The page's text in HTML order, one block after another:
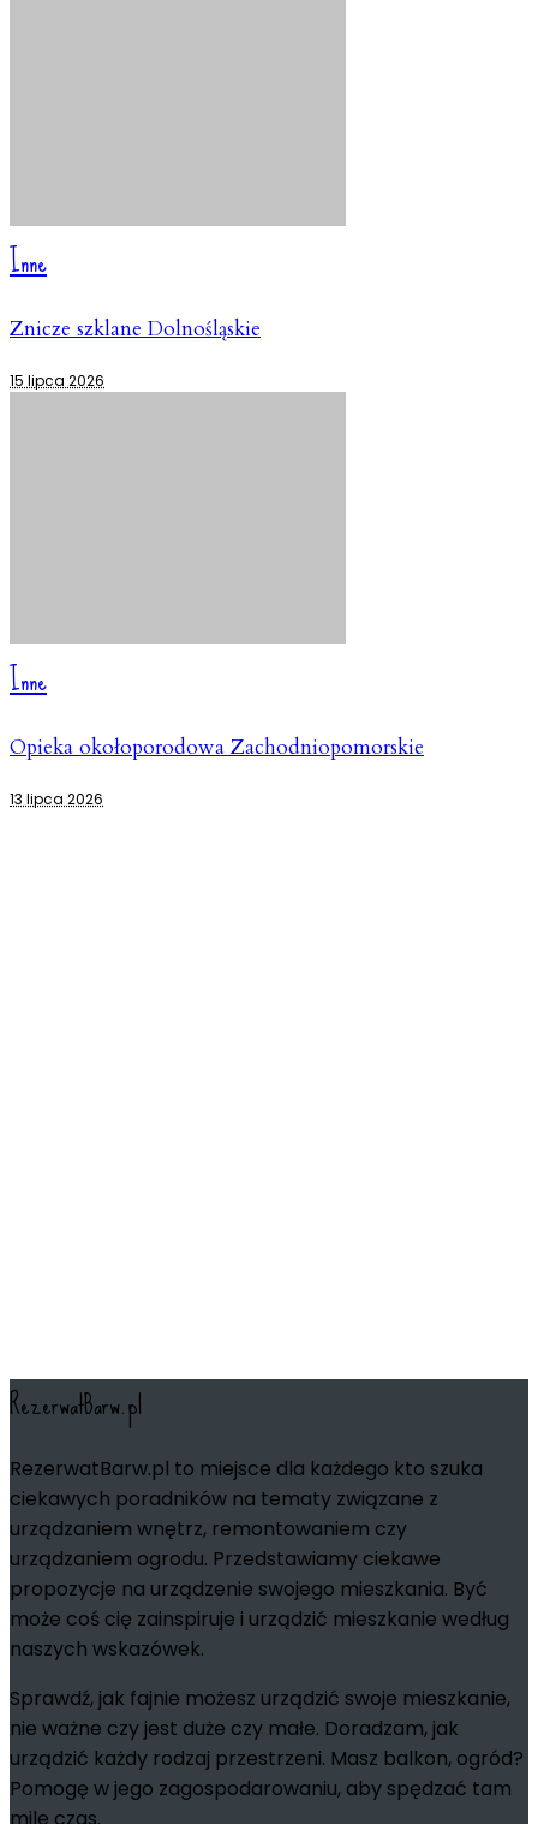
Inne
Znicze szklane Dolnośląskie
15 lipca 2026
Inne
Opieka okołoporodowa Zachodniopomorskie
13 lipca 2026
RezerwatBarw.pl
RezerwatBarw.pl to miejsce dla każdego kto szuka
ciekawych poradników na tematy związane z
urządzaniem wnętrz, remontowaniem czy
urządzaniem ogrodu. Przedstawiamy ciekawe
propozycje na urządzenie swojego mieszkania. Być
może coś cię zainspiruje i urządzić mieszkanie według
naszych wskazówek.
Sprawdź, jak fajnie możesz urządzić swoje mieszkanie,
nie ważne czy jest duże czy małe. Doradzam, jak
urządzić każdy rodzaj przestrzeni. Masz balkon, ogród?
Pomogę w jego zagospodarowaniu, aby spędzać tam
mile czas.